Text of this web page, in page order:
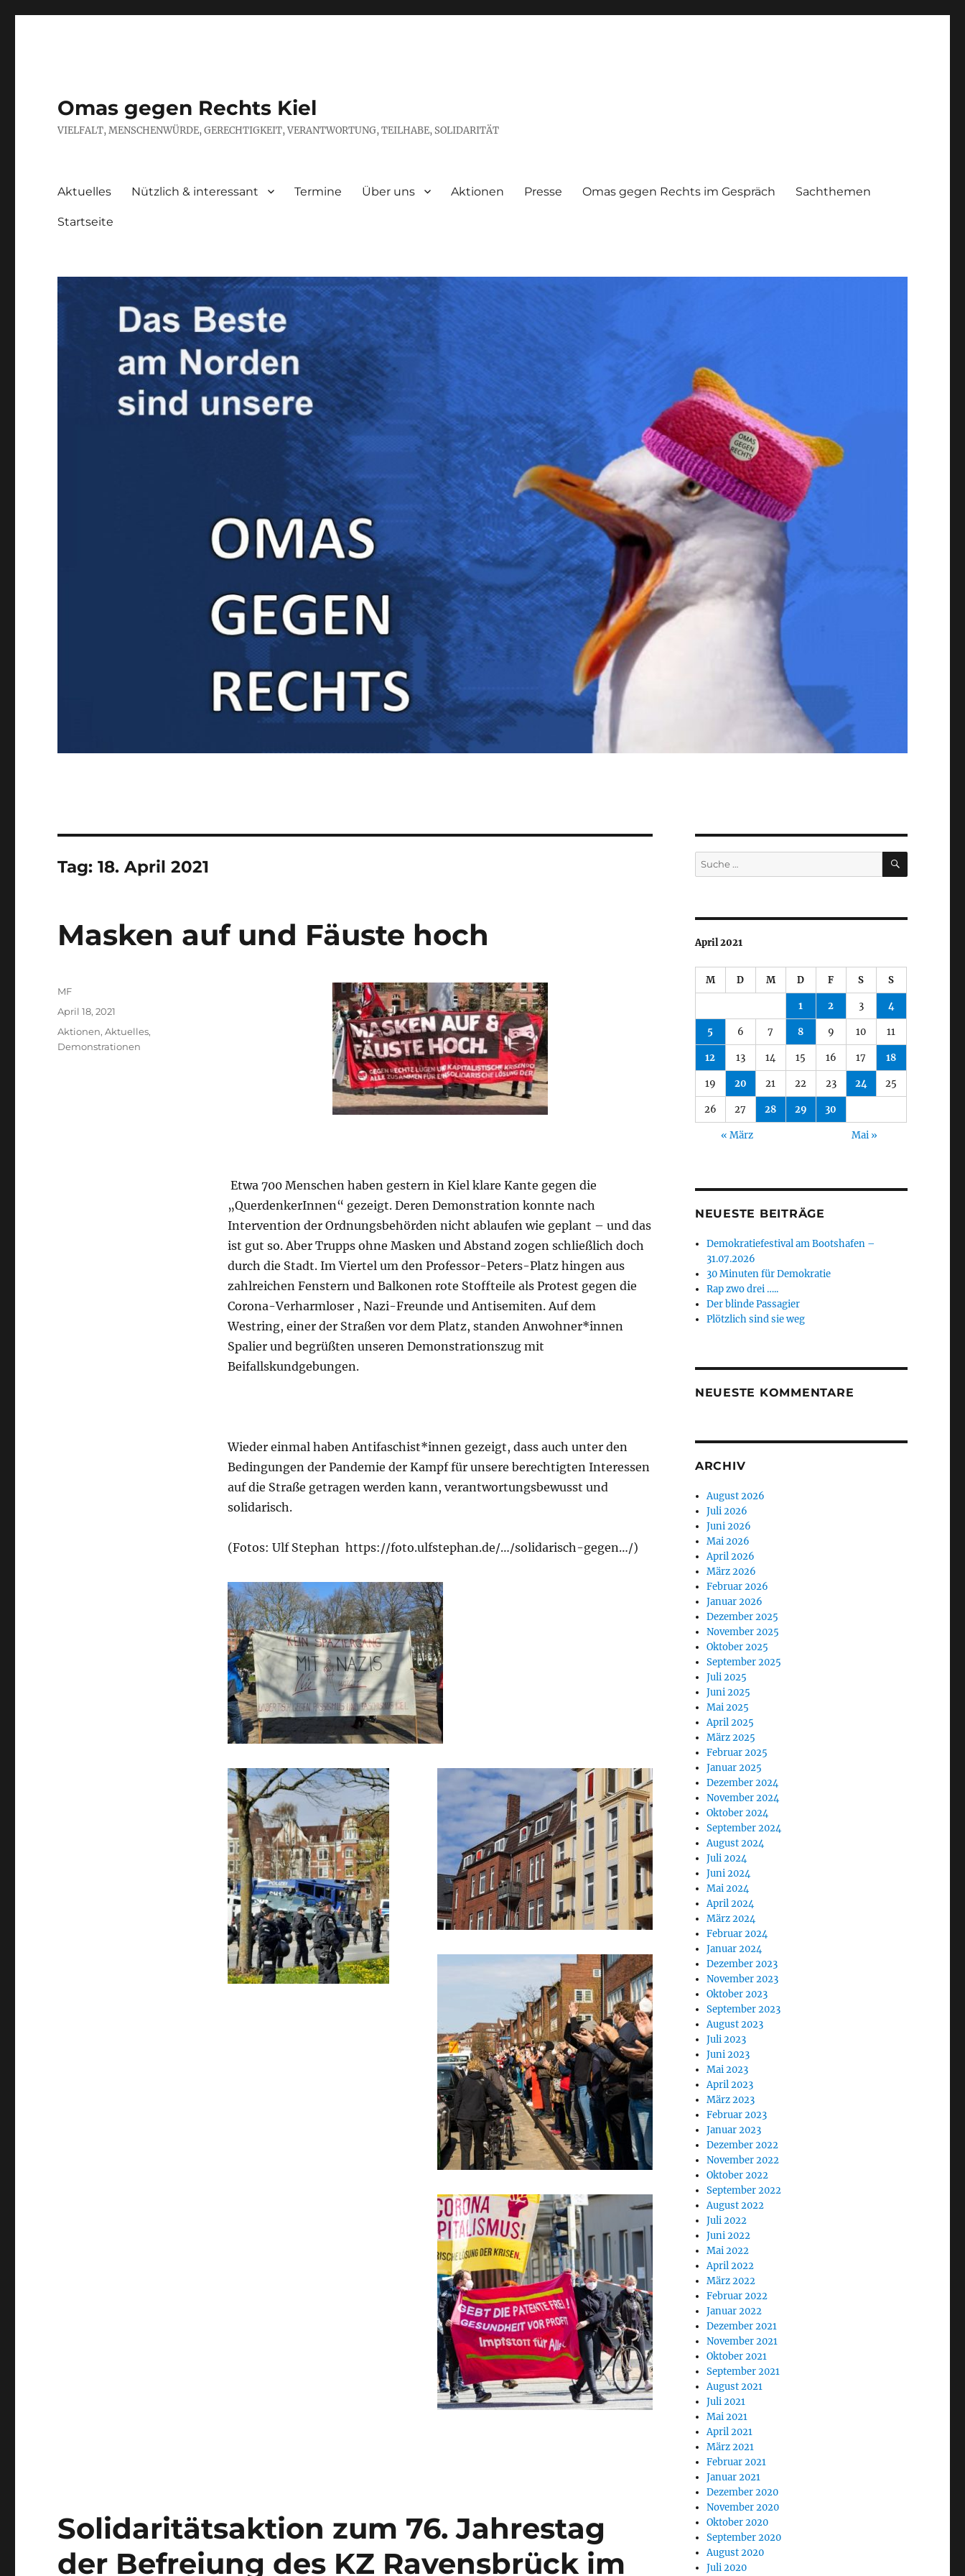
Omas gegen Rechts Kiel
VIELFALT, MENSCHENWÜRDE, GERECHTIGKEIT, VERANTWORTUNG, TEILHABE, SOLIDARITÄT
Aktuelles Nützlich & interessant Termine Über uns Aktionen Presse Omas gegen Rechts im Gespräch Sachthemen
Startseite
Tag:18. April 2021
Masken auf und Fäuste hoch
Etwa 700 Menschen haben gestern in Kiel klare Kante gegen die
„QuerdenkerInnen“ gezeigt. Deren Demonstration konnte nach
Intervention der Ordnungsbehörden nicht ablaufen wie geplant – und das
ist gut so. Aber Trupps ohne Masken und Abstand zogen schließlich doch
durch die Stadt. Im Viertel um den Professor-Peters-Platz hingen aus
zahlreichen Fenstern und Balkonen rote Stoffteile als Protest gegen die
Corona-Verharmloser , Nazi-Freunde und Antisemiten. Auf dem
Westring, einer der Straßen vor dem Platz, standen Anwohner*innen
Spalier und begrüßten unseren Demonstrationszug mit
Beifallskundgebungen.
Wieder einmal haben Antifaschist*innen gezeigt, dass auch unter den
Bedingungen der Pandemie der Kampf für unsere berechtigten Interessen
auf die Straße getragen werden kann, verantwortungsbewusst und
solidarisch.
(Fotos: Ulf Stephan https://foto.ulfstephan.de/…/solidarisch-gegen…/)
Autor
MF
Veröffentlicht
am
April 18, 2021
Kategorien
Aktionen,Aktuelles,
Demonstrationen
Solidaritätsaktion zum 76. Jahrestag
der Befreiung des KZ Ravensbrück im
Suche
nach:
SUCHEN
April 2021
M D M D F S S
1 2 3 4
5 6 7 8 9 10 11
12 13 14 15 16 17 18
19 20 21 22 23 24 25
26 27 28 29 30
« März Mai »
NEUESTE BEITRÄGE
Demokratiefestival am Bootshafen –
31.07.2026
30 Minuten für Demokratie
Rap zwo drei …..
Der blinde Passagier
Plötzlich sind sie weg
NEUESTE KOMMENTARE
ARCHIV
August 2026
Juli 2026
Juni 2026
Mai 2026
April 2026
März 2026
Februar 2026
Januar 2026
Dezember 2025
November 2025
Oktober 2025
September 2025
Juli 2025
Juni 2025
Mai 2025
April 2025
März 2025
Februar 2025
Januar 2025
Dezember 2024
November 2024
Oktober 2024
September 2024
August 2024
Juli 2024
Juni 2024
Mai 2024
April 2024
März 2024
Februar 2024
Januar 2024
Dezember 2023
November 2023
Oktober 2023
September 2023
August 2023
Juli 2023
Juni 2023
Mai 2023
April 2023
März 2023
Februar 2023
Januar 2023
Dezember 2022
November 2022
Oktober 2022
September 2022
August 2022
Juli 2022
Juni 2022
Mai 2022
April 2022
März 2022
Februar 2022
Januar 2022
Dezember 2021
November 2021
Oktober 2021
September 2021
August 2021
Juli 2021
Mai 2021
April 2021
März 2021
Februar 2021
Januar 2021
Dezember 2020
November 2020
Oktober 2020
September 2020
August 2020
Juli 2020